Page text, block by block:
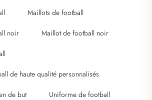
Maillots de football
noir Maillot de football noir
de haute qualité personnalisés
de but Uniforme de football